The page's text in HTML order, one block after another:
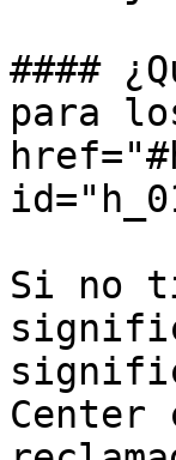
####
para
Si no
Center